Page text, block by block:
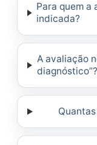
Para quem a
indicada?
A avaliação
diagnóstico”?